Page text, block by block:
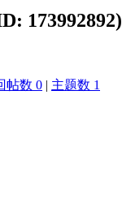
173992892)
帖数 0 | 主题数 1